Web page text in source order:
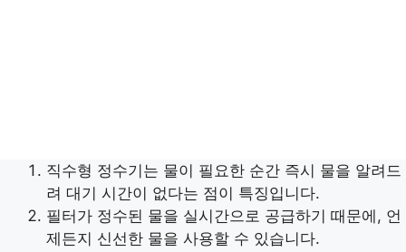
직수형 정수기는 물이 필요한 순간 즉시 물을 알려드
려 대기 시간이 없다는 점이 특징입니다.
필터가 정수된 물을 실시간으로 공급하기 때문에, 언
제든지 신선한 물을 사용할 수 있습니다.